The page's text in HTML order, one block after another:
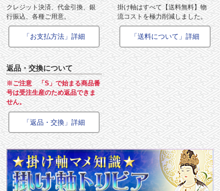
クレジット決済、代金引換、銀
行振込、各種ご用意。
「お支払方法」詳細
掛け軸はすべて【送料無料】物
流コストを極力削減しました。
「送料について」詳細
返品・交換について
※ご注意 「S」で始まる商品番
号は受注生産のため返品できま
せん。
「返品・交換」詳細